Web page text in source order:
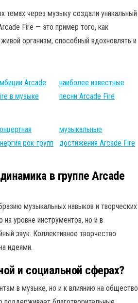
темах через музыку создали уникальный
Fire — это пример того, как
организм, способный вдохновлять и
Arcade
в музыке
наиболее известные
песни Arcade Fire
рок-групп
музыкальные
достижения Arcade Fire
в группе Arcade
музыкальных навыков и творческих
уровне инструментов, но и в
звук. Коллективное творчество
идеями.
и социальной сферах?
в музыке, но и к влиянию на общество